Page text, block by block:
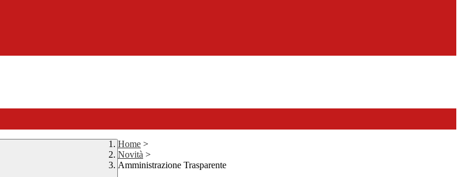
Home >
Novità >
Amministrazione Trasparente